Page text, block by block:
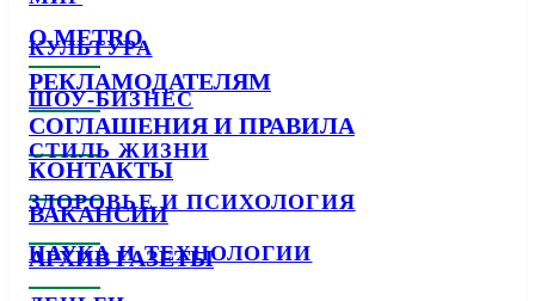
КУЛЬТУРА
ШОУ-БИЗНЕС
СТИЛЬ ЖИЗНИ
ЗДОРОВЬЕ И ПСИХОЛОГИЯ
НАУКА И ТЕХНОЛОГИИ
О METRO
РЕКЛАМОДАТЕЛЯМ
СОГЛАШЕНИЯ И ПРАВИЛА
КОНТАКТЫ
ВАКАНСИИ
АРХИВ ГАЗЕТЫ